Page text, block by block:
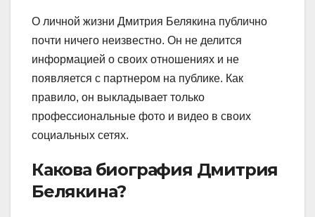
О личной жизни Дмитрия Белякина публично
почти ничего неизвестно. Он не делится
информацией о своих отношениях и не
появляется с партнером на публике. Как
правило, он выкладывает только
профессиональные фото и видео в своих
социальных сетях.
Какова биография Дмитрия
Белякина?